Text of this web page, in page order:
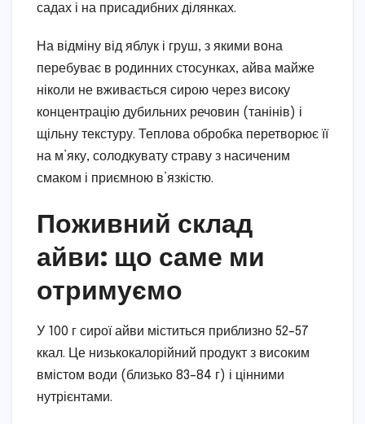
садах і на присадибних ділянках.
На відміну від яблук і груш, з якими вона
перебуває в родинних стосунках, айва майже
ніколи не вживається сирою через високу
концентрацію дубильних речовин (танінів) і
щільну текстуру. Теплова обробка перетворює її
на м’яку, солодкувату страву з насиченим
смаком і приємною в’язкістю.
Поживний склад
айви: що саме ми
отримуємо
У 100 г сирої айви міститься приблизно 52–57
ккал. Це низькокалорійний продукт з високим
вмістом води (близько 83–84 г) і цінними
нутрієнтами.